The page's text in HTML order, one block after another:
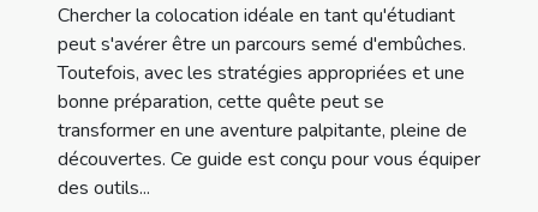
Chercher la colocation idéale en tant qu'étudiant
peut s'avérer être un parcours semé d'embûches.
Toutefois, avec les stratégies appropriées et une
bonne préparation, cette quête peut se
transformer en une aventure palpitante, pleine de
découvertes. Ce guide est conçu pour vous équiper
des outils...